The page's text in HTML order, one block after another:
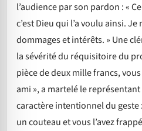
l’audience par son pardon : «
c’est Dieu qui l’a voulu ainsi.
dommages et intérêts. » Une
la sévérité du réquisitoire du
pièce de deux mille francs,
ami », a martelé le
caractère intentionnel du geste
un couteau et vous l’avez